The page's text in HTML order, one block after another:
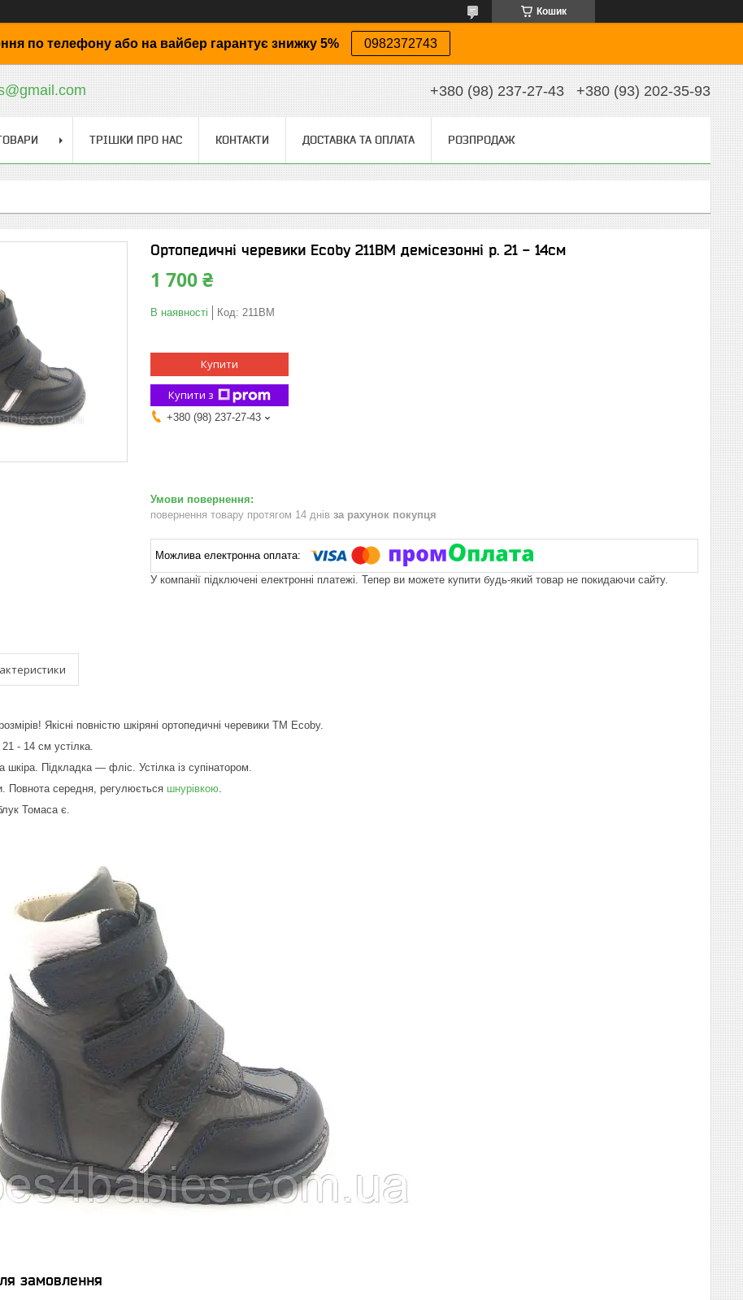
Кошик
по телефону або на вайбер гарантує знижку 5% 0982372743
+380 (98) 237-27-43 +380 (93) 202-35-93
ТРІШКИ ПРО НАС КОНТАКТИ ДОСТАВКА ТА ОПЛАТА РОЗПРОДАЖ
Ортопедичні черевики Ecoby 211ВМ демісезонні р. 21 - 14см
1 700 ₴
В наявності Код: 211ВМ
Купити
Купити з
+380 (98) 237-27-43
повернення товару протягом 14 днів за рахунок покупця
У компанії підключені електронні платежі. Тепер ви можете купити будь-який товар не покидаючи сайту.
Якісні повністю шкіряні ортопедичні черевики ТМ Ecoby.
21 - 14 см устілка.
Підкладка — фліс. Устілка із супінатором.
Повнота середня, регулюється шнурівкою.
Томаса є.
замовлення